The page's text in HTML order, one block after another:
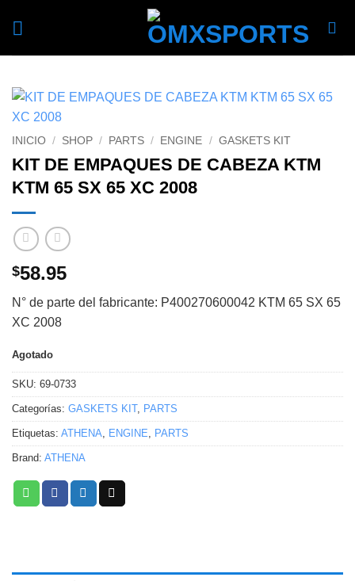
INICIO / SHOP / PARTS / ENGINE / GASKETS KIT
KIT DE EMPAQUES DE CABEZA KTM
KTM 65 SX 65 XC 2008
$58.95
N° de parte del fabricante: P400270600042 KTM 65 SX 65
XC 2008
Agotado
SKU: 69-0733
Categorías: GASKETS KIT, PARTS
Etiquetas: ATHENA, ENGINE, PARTS
Brand: ATHENA